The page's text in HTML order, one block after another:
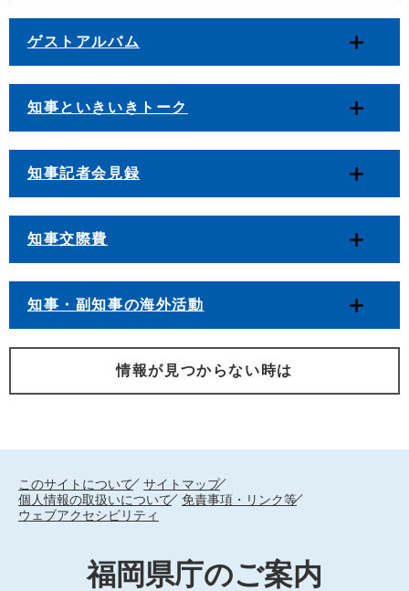
ゲストアルバム
知事といきいきトーク
知事記者会見録
知事交際費
知事・副知事の海外活動
情報が見つからない時は
このサイトについて
サイトマップ
個人情報の取扱いについて
免責事項・リンク等
ウェブアクセシビリティ
福岡県庁のご案内